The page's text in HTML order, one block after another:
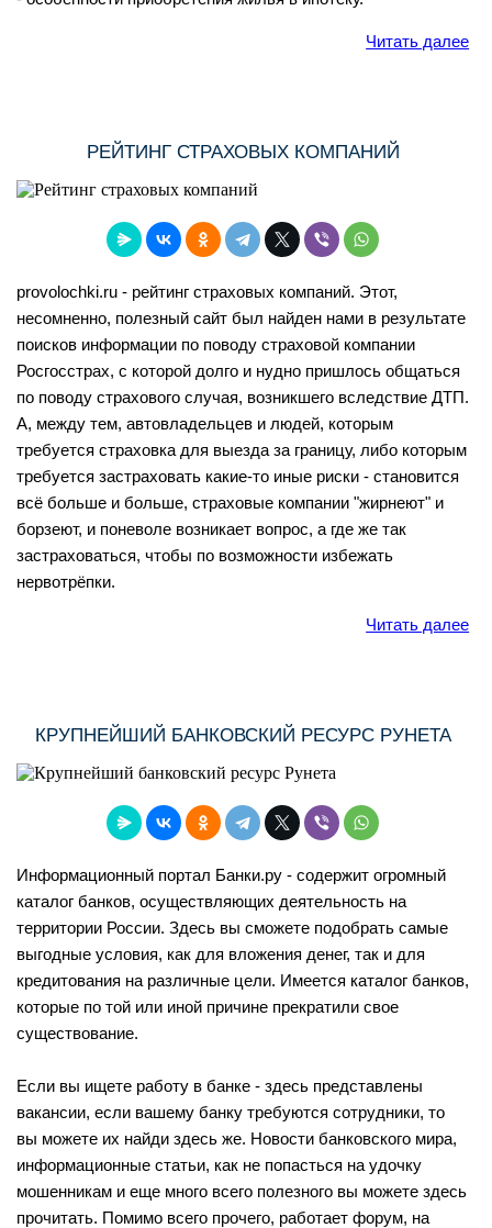
Читать далее
РЕЙТИНГ СТРАХОВЫХ КОМПАНИЙ
provolochki.ru - рейтинг страховых компаний. Этот,
несомненно, полезный сайт был найден нами в результате
поисков информации по поводу страховой компании
Росгосстрах, с которой долго и нудно пришлось общаться
по поводу страхового случая, возникшего вследствие ДТП.
А, между тем, автовладельцев и людей, которым
требуется страховка для выезда за границу, либо которым
требуется застраховать какие-то иные риски - становится
всё больше и больше, страховые компании "жирнеют" и
борзеют, и поневоле возникает вопрос, а где же так
застраховаться, чтобы по возможности избежать
нервотрёпки.
Читать далее
КРУПНЕЙШИЙ БАНКОВСКИЙ РЕСУРС РУНЕТА
Информационный портал Банки.ру - содержит огромный
каталог банков, осуществляющих деятельность на
территории России. Здесь вы сможете подобрать самые
выгодные условия, как для вложения денег, так и для
кредитования на различные цели. Имеется каталог банков,
которые по той или иной причине прекратили свое
существование.
Если вы ищете работу в банке - здесь представлены
вакансии, если вашему банку требуются сотрудники, то
вы можете их найди здесь же. Новости банковского мира,
информационные статьи, как не попасться на удочку
мошенникам и еще много всего полезного вы можете здесь
прочитать. Помимо всего прочего, работает форум, на